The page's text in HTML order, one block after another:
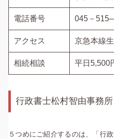
電話番号 045－
アクセス 京急本線
相続相談 平日5,500
行政書士松村智由事務所
５つめにご紹介するのは、「行